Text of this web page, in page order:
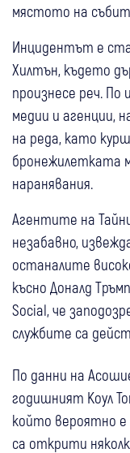
мястото на
Инцидентът е
Хилтън, където
произнесе реч.
медии и агенции,
на реда, като
бронежилетката
наранявания.
Агентите на
незабавно,
останалите
късно Доналд
Social, че
службите са
По данни на
годишният Коул
който вероятно е
са открити